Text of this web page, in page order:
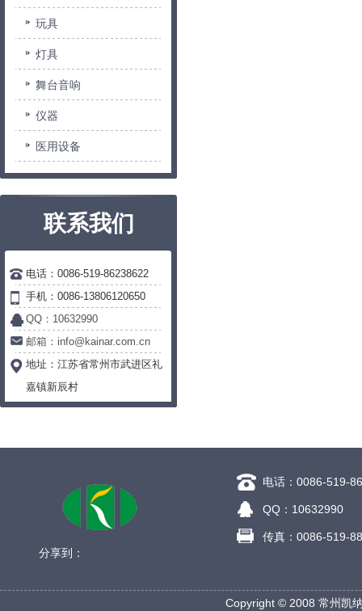
玩具
灯具
舞台音响
仪器
医用设备
联系我们
电话：0086-519-86238622
手机：0086-13806120650
QQ：10632990
邮箱：info@kainar.com.cn
地址： 江苏省常州市武进区礼
嘉镇新辰村
分享到：
电话：0086-519-
QQ：10632990
传真：0086-519-
Copyright © 2008 常州凯